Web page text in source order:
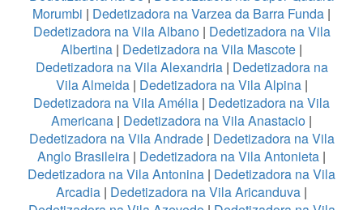
Morumbi | Dedetizadora na Varzea da Barra Funda |
Dedetizadora na Vila Albano| Dedetizadora na Vila
Albertina | Dedetizadora na Vila Mascote |
Dedetizadora na Vila Alexandria| Dedetizadora na
Vila Almeida | Dedetizadora na Vila Alpina |
Dedetizadora na Vila Amélia | Dedetizadora na Vila
Americana | Dedetizadora na Vila Anastacio |
Dedetizadora na Vila Andrade| Dedetizadora na Vila
Anglo Brasileira | Dedetizadora na Vila Antonieta |
Dedetizadora na Vila Antonina | Dedetizadora na Vila
Arcadia | Dedetizadora na Vila Aricanduva |